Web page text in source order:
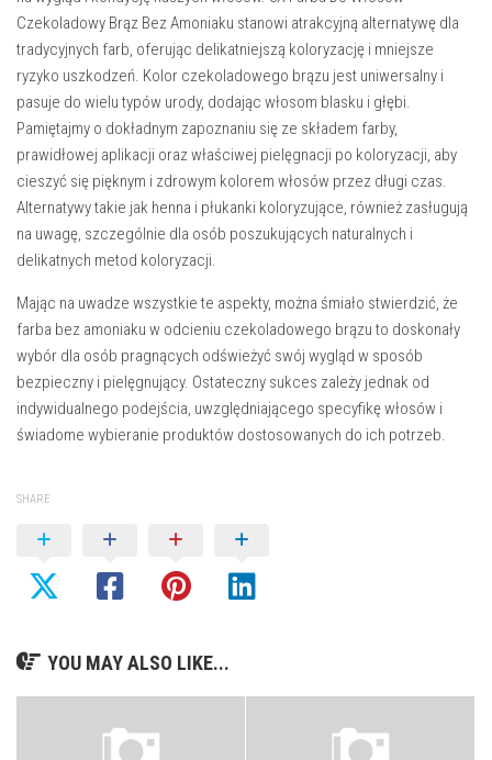
Czekoladowy Brąz Bez Amoniaku stanowi atrakcyjną alternatywę dla
tradycyjnych farb, oferując delikatniejszą koloryzację i mniejsze
ryzyko uszkodzeń. Kolor czekoladowego brązu jest uniwersalny i
pasuje do wielu typów urody, dodając włosom blasku i głębi.
Pamiętajmy o dokładnym zapoznaniu się ze składem farby,
prawidłowej aplikacji oraz właściwej pielęgnacji po koloryzacji, aby
cieszyć się pięknym i zdrowym kolorem włosów przez długi czas.
Alternatywy takie jak henna i płukanki koloryzujące, również zasługują
na uwagę, szczególnie dla osób poszukujących naturalnych i
delikatnych metod koloryzacji.
Mając na uwadze wszystkie te aspekty, można śmiało stwierdzić, że
farba bez amoniaku w odcieniu czekoladowego brązu to doskonały
wybór dla osób pragnących odświeżyć swój wygląd w sposób
bezpieczny i pielęgnujący. Ostateczny sukces zależy jednak od
indywidualnego podejścia, uwzględniającego specyfikę włosów i
świadome wybieranie produktów dostosowanych do ich potrzeb.
SHARE
YOU MAY ALSO LIKE...